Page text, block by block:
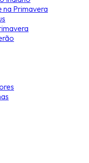
na Primavera